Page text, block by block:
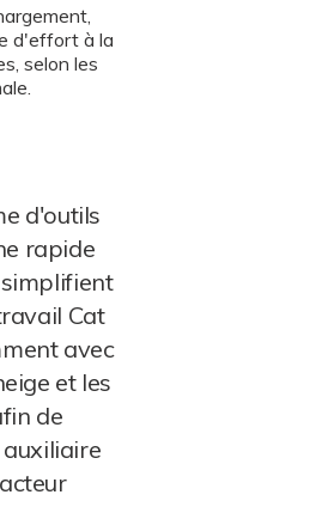
d'effort à la
selon les
d'outils
rapide
Cat
avec
et les
de